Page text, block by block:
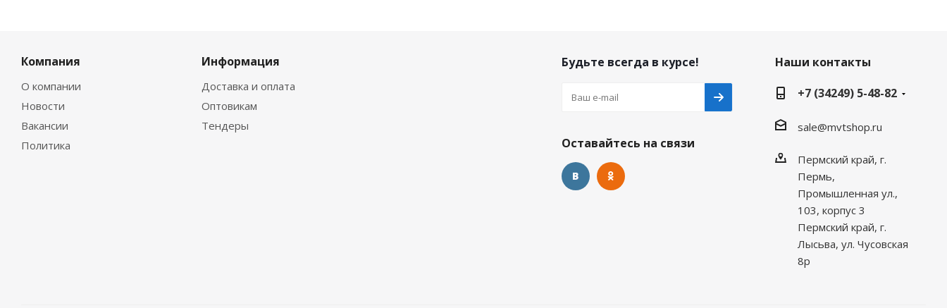
Компания
О компании
Новости
Вакансии
Политика
Информация
Доставка и оплата
Оптовикам
Тендеры
Будьте всегда в курсе!
Оставайтесь на связи
Наши контакты
+7 (34249) 5-48-82
sale@mvtshop.ru
Пермский край, г.
Пермь,
Промышленная ул.,
103, корпус 3
Пермский край, г.
Лысьва, ул. Чусовская
8р